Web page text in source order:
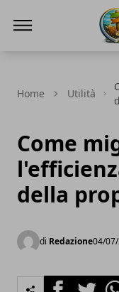
Home Utilità
Come
della
di Redazione04/
FacebookTwitter